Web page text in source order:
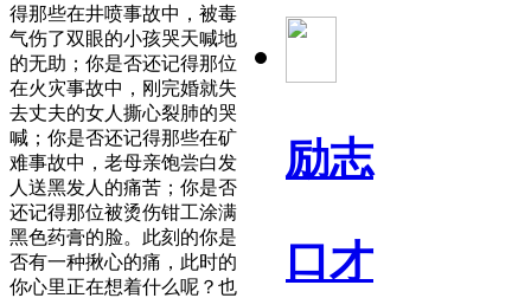
励志
口才
得那些在井喷事故中，被毒
气伤了双眼的小孩哭天喊地
的无助；你是否还记得那位
在火灾事故中，刚完婚就失
去丈夫的女人撕心裂肺的哭
喊；你是否还记得那些在矿
难事故中，老母亲饱尝白发
人送黑发人的痛苦；你是否
还记得那位被烫伤钳工涂满
黑色药膏的脸。此刻的你是
否有一种揪心的痛，此时的
你心里正在想着什么呢？也